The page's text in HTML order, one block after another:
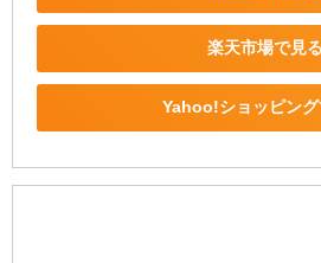
楽天市場で見る
Yahoo!ショッピング